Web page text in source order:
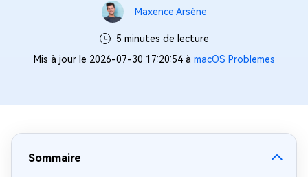
Maxence Arsène
5 minutes de lecture
Mis à jour le 2026-07-30 17:20:54 à macOS Problemes
Sommaire